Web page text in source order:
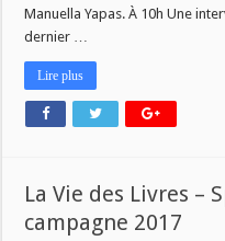
Manuella Yapas. À 10h Une
dernier …
Lire plus
La Vie des Livres –
campagne 2017